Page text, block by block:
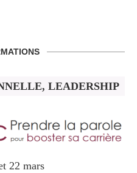
LEADERSHIP
22 mars